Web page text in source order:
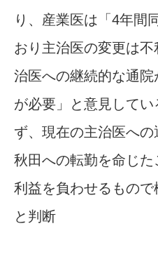
り、産業医は「4年間
おり主治医の変更は
治医への継続的な通
が必要」と意見して
ず、現在の主治医へ
秋田への転勤を命じ
利益を負わせるもの
と判断